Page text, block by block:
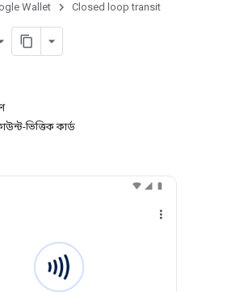
Wallet Closed loop transit
ভিত্তিক কার্ড